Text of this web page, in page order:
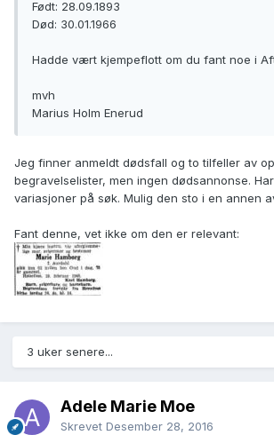
Født: 28.09.1893
Død: 30.01.1966
Hadde vært kjempeflott om du fant noe i
mvh
Marius Holm Enerud
Jeg finner anmeldt dødsfall og to tilfeller av
begravelselister, men ingen dødsannonse.
variasjoner på søk. Mulig den sto i en annen
Fant denne, vet ikke om den er relevant:
3 uker senere...
Adele Marie Moe
Skrevet Desember 28, 2016